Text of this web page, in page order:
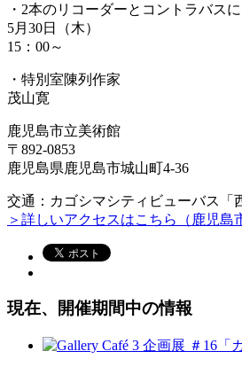
・2本のリコーダーとコントラバス
5月30日（木）
15：00～
・特別室陳列作家
茂山寛
鹿児島市立美術館
〒892-0853
鹿児島県鹿児島市城山町4-36
交通：カゴシマシティビューバス「
＞詳しいアクセスはこちら（鹿児島
現在、開催期間中の情報